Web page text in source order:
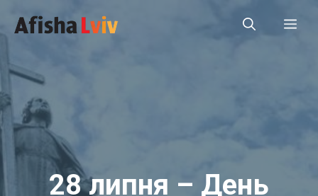
до
28 липня – День